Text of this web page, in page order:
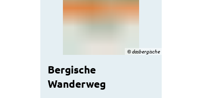
© dasbergische
Bergische
Wanderweg